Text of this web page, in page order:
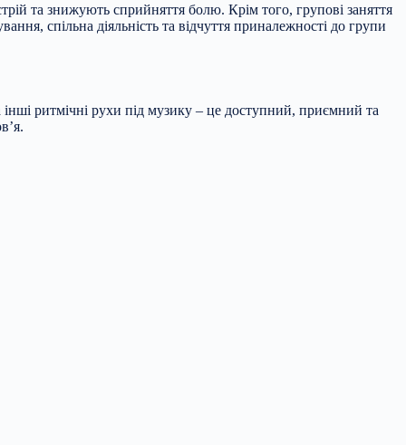
та знижують сприйняття болю. Крім того, групові заняття
спільна діяльність та відчуття приналежності до групи
ритмічні рухи під музику – це доступний, приємний та